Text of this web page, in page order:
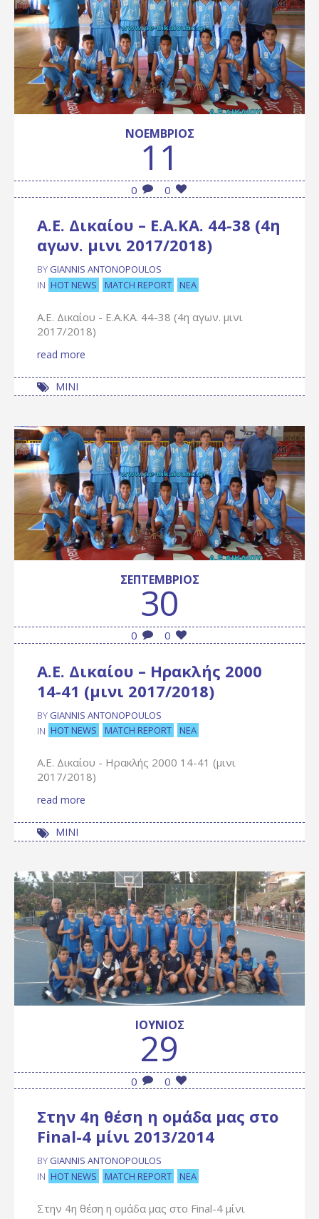
ΝΟΈΜΒΡΙΟΣ
11
0 0
Α.Ε. Δικαίου – Ε.Α.ΚΑ. 44-38 (4η
αγων. μινι 2017/2018)
BY GIANNIS ANTONOPOULOS
IN HOT NEWS MATCH REPORT ΝΈΑ
Α.Ε. Δικαίου - Ε.Α.ΚΑ. 44-38 (4η αγων. μινι
2017/2018)
read more
ΜΙΝΙ
ΣΕΠΤΈΜΒΡΙΟΣ
30
0 0
Α.Ε. Δικαίου – Ηρακλής 2000
14-41 (μινι 2017/2018)
BY GIANNIS ANTONOPOULOS
IN HOT NEWS MATCH REPORT ΝΈΑ
Α.Ε. Δικαίου - Ηρακλής 2000 14-41 (μινι
2017/2018)
read more
ΜΙΝΙ
ΙΟΎΝΙΟΣ
29
0 0
Στην 4η θέση η ομάδα μας στο
Final-4 μίνι 2013/2014
BY GIANNIS ANTONOPOULOS
IN HOT NEWS MATCH REPORT ΝΈΑ
Στην 4η θέση η ομάδα μας στο Final-4 μίνι